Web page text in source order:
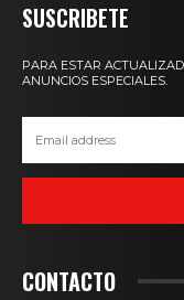
SUSCRIBETE
PARA ESTAR
ANUNCIOS ESPECIALES.
CONTACTO